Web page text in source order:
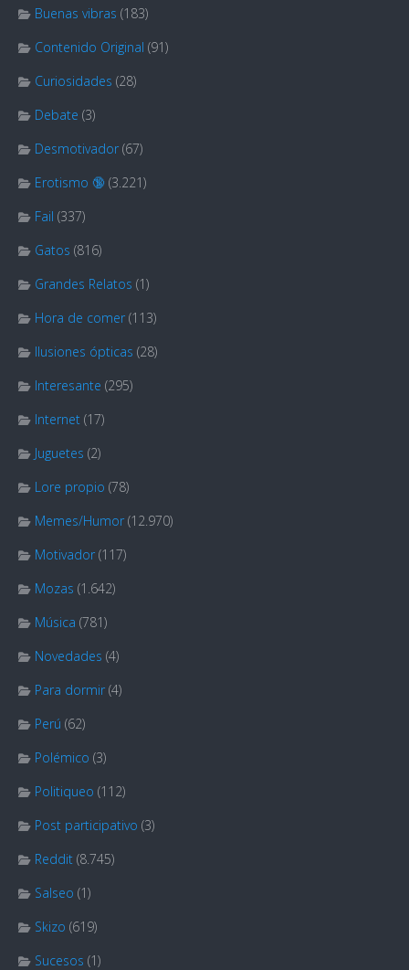
Buenas vibras (183)
Contenido Original (91)
Curiosidades (28)
Debate (3)
Desmotivador (67)
Erotismo 🔞 (3.221)
Fail (337)
Gatos (816)
Grandes Relatos (1)
Hora de comer (113)
Ilusiones ópticas (28)
Interesante (295)
Internet (17)
Juguetes (2)
Lore propio (78)
Memes/Humor (12.970)
Motivador (117)
Mozas (1.642)
Música (781)
Novedades (4)
Para dormir (4)
Perú (62)
Polémico (3)
Politiqueo (112)
Post participativo (3)
Reddit (8.745)
Salseo (1)
Skizo (619)
Sucesos (1)